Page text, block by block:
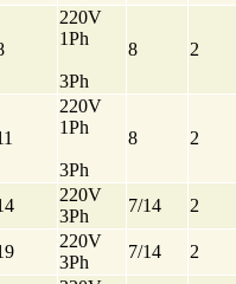
220V
1Ph
3Ph
8 2
220V
1Ph
3Ph
8 2
220V
3Ph
7/14
2
220V
3Ph
7/14
2